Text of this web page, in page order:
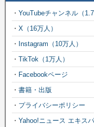
・ YouTubeチャンネル（1.7
・ X（16万人）
・ Instagram（10万人）
・ TikTok（1万人）
・ Facebookページ
・ 書籍・出版
・ プライバシーポリシー
・ Yahoo!ニュース エキス